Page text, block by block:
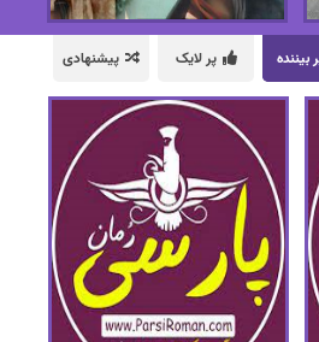
بیننده پر لایک پیشنهادی